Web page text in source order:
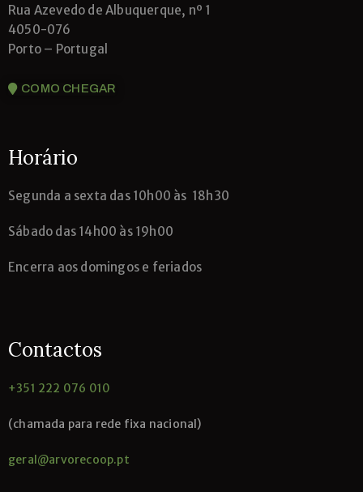
Rua Azevedo de Albuquerque, nº 1
4050-076
Porto – Portugal
COMO CHEGAR
Horário
Segunda a sexta das 10h00 às 18h30
Sábado das 14h00 às 19h00
Encerra aos domingos e feriados
Contactos
+351 222 076 010
(chamada para rede fixa nacional)
geral@arvorecoop.pt